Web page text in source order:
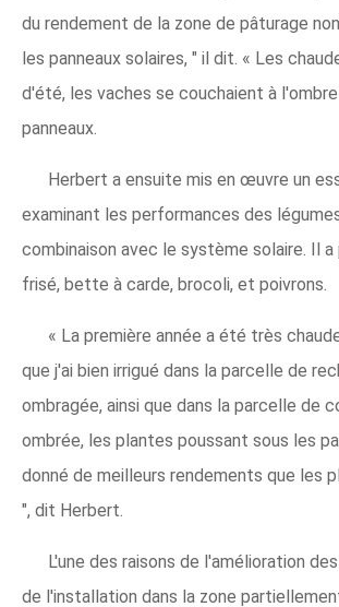
du rendement de la zone de pâturage
les panneaux solaires, " il dit. « Les
d'été, les vaches se couchaient à
panneaux.
Herbert a ensuite mis en œuvre un
examinant les performances des
combinaison avec le système solaire. Il
frisé, bette à carde, brocoli, et poivrons.
« La première année a été très
que j'ai bien irrigué dans la parcelle de
ombragée, ainsi que dans la parcelle de
ombrée, les plantes poussant sous les
donné de meilleurs rendements que les
", dit Herbert.
L'une des raisons de l'amélioration
de l'installation dans la zone